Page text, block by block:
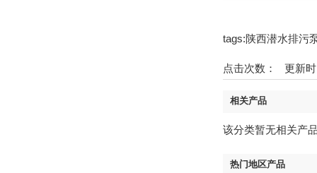
tags:陕西潜水排污
点击次数： 更新
相关产品
该分类暂无相关产
热门地区产品